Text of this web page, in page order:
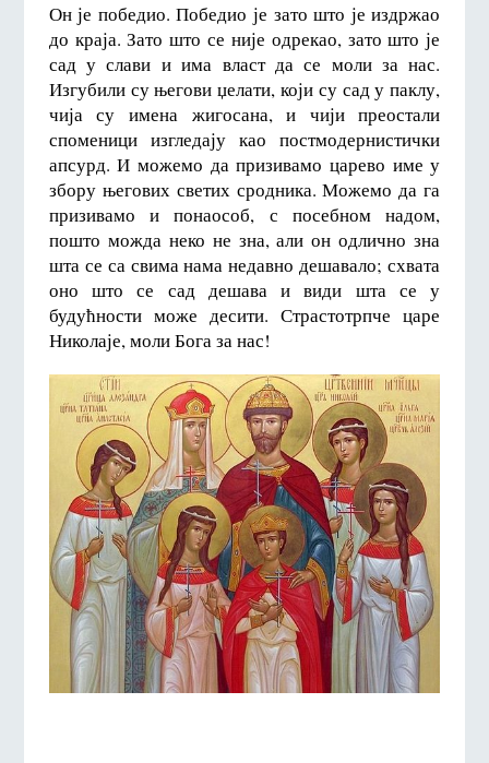
Он је победио. Победио је зато што је издржао
до краја. Зато што се није одрекао, зато што је
сад у слави и има власт да се моли за нас.
Изгубили су његови џелати, који су сад у паклу,
чија су имена жигосана, и чији преостали
споменици изгледају као постмодернистички
апсурд. И можемо да призивамо царево име у
збору његових светих сродника. Можемо да га
призивамо и понаособ, с посебном надом,
пошто можда неко не зна, али он одлично зна
шта се са свима нама недавно дешавало; схвата
оно што се сад дешава и види шта се у
будућности може десити. Страстотрпче царе
Николаје, моли Бога за нас!